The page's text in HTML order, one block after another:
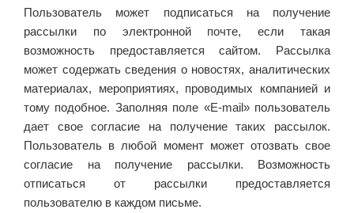
Пользователь может подписаться на получение
рассылки по электронной почте, если такая
возможность предоставляется сайтом. Рассылка
может содержать сведения о новостях, аналитических
материалах, мероприятиях, проводимых компанией и
тому подобное. Заполняя поле «E-mail» пользователь
дает свое согласие на получение таких рассылок.
Пользователь в любой момент может отозвать свое
согласие на получение рассылки. Возможность
отписаться от рассылки предоставляется
пользователю в каждом письме.